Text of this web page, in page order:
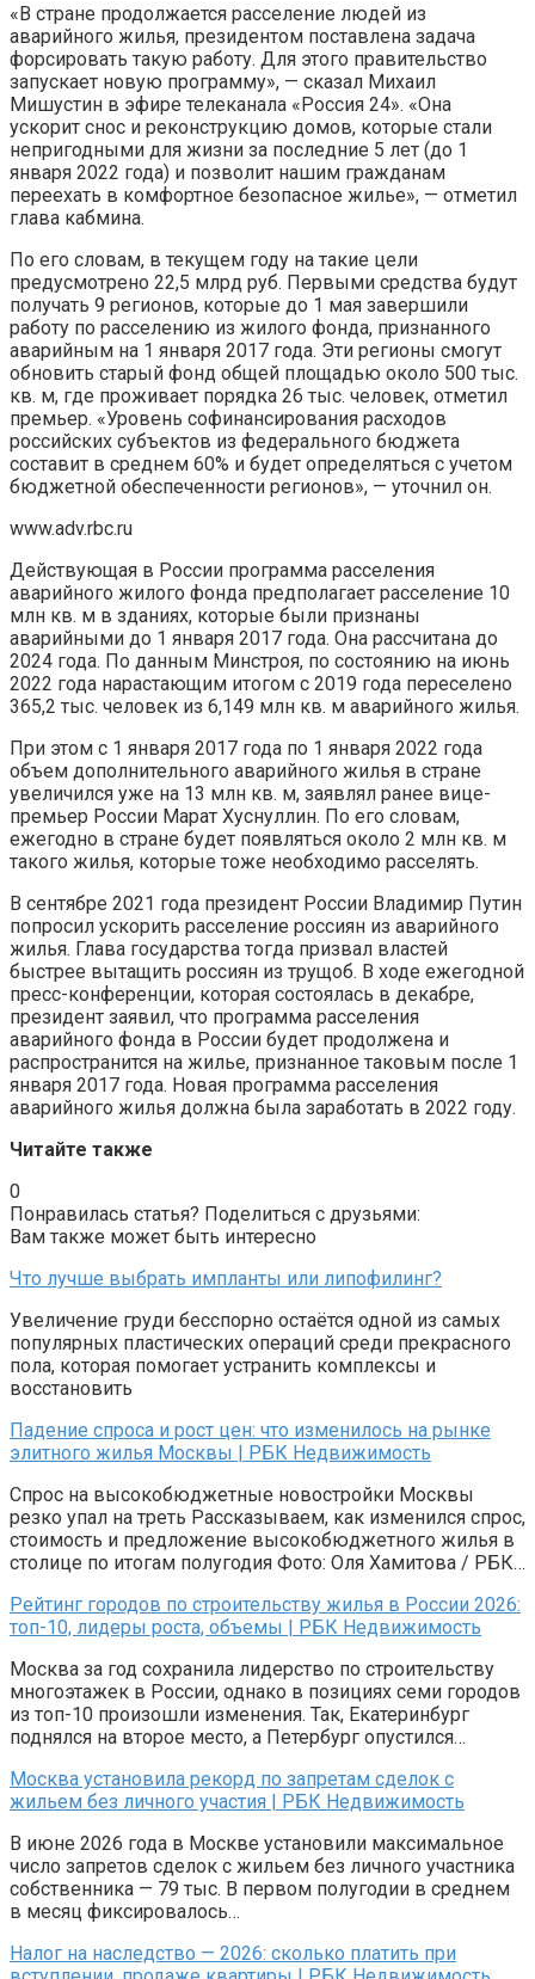
«В стране продолжается расселение людей из
аварийного жилья, президентом поставлена задача
форсировать такую работу. Для этого правительство
запускает новую программу», — сказал Михаил
Мишустин в эфире телеканала «Россия 24». «Она
ускорит снос и реконструкцию домов, которые стали
непригодными для жизни за последние 5 лет (до 1
января 2022 года) и позволит нашим гражданам
переехать в комфортное безопасное жилье», — отметил
глава кабмина.
По его словам, в текущем году на такие цели
предусмотрено 22,5 млрд руб. Первыми средства будут
получать 9 регионов, которые до 1 мая завершили
работу по расселению из жилого фонда, признанного
аварийным на 1 января 2017 года. Эти регионы смогут
обновить старый фонд общей площадью около 500 тыс.
кв. м, где проживает порядка 26 тыс. человек, отметил
премьер. «Уровень софинансирования расходов
российских субъектов из федерального бюджета
составит в среднем 60% и будет определяться с учетом
бюджетной обеспеченности регионов», — уточнил он.
www.adv.rbc.ru
Действующая в России программа расселения
аварийного жилого фонда предполагает расселение 10
млн кв. м в зданиях, которые были признаны
аварийными до 1 января 2017 года. Она рассчитана до
2024 года. По данным Минстроя, по состоянию на июнь
2022 года нарастающим итогом с 2019 года переселено
365,2 тыс. человек из 6,149 млн кв. м аварийного жилья.
При этом с 1 января 2017 года по 1 января 2022 года
объем дополнительного аварийного жилья в стране
увеличился уже на 13 млн кв. м, заявлял ранее вице-
премьер России Марат Хуснуллин. По его словам,
ежегодно в стране будет появляться около 2 млн кв. м
такого жилья, которые тоже необходимо расселять.
В сентябре 2021 года президент России Владимир Путин
попросил ускорить расселение россиян из аварийного
жилья. Глава государства тогда призвал властей
быстрее вытащить россиян из трущоб. В ходе ежегодной
пресс-конференции, которая состоялась в декабре,
президент заявил, что программа расселения
аварийного фонда в России будет продолжена и
распространится на жилье, признанное таковым после 1
января 2017 года. Новая программа расселения
аварийного жилья должна была заработать в 2022 году.
Читайте также
0
Понравилась статья? Поделиться с друзьями:
Вам также может быть интересно
Что лучше выбрать импланты или липофилинг?
Увеличение груди бесспорно остаётся одной из самых
популярных пластических операций среди прекрасного
пола, которая помогает устранить комплексы и
восстановить
Падение спроса и рост цен: что изменилось на рынке
элитного жилья Москвы | РБК Недвижимость
Спрос на высокобюджетные новостройки Москвы
резко упал на треть Рассказываем, как изменился спрос,
стоимость и предложение высокобюджетного жилья в
столице по итогам полугодия Фото: Оля Хамитова / РБК…
Рейтинг городов по строительству жилья в России 2026:
топ-10, лидеры роста, объемы | РБК Недвижимость
Москва за год сохранила лидерство по строительству
многоэтажек в России, однако в позициях семи городов
из топ-10 произошли изменения. Так, Екатеринбург
поднялся на второе место, а Петербург опустился…
Москва установила рекорд по запретам сделок с
жильем без личного участия | РБК Недвижимость
В июне 2026 года в Москве установили максимальное
число запретов сделок с жильем без личного участника
собственника — 79 тыс. В первом полугодии в среднем
в месяц фиксировалось…
Налог на наследство — 2026: сколько платить при